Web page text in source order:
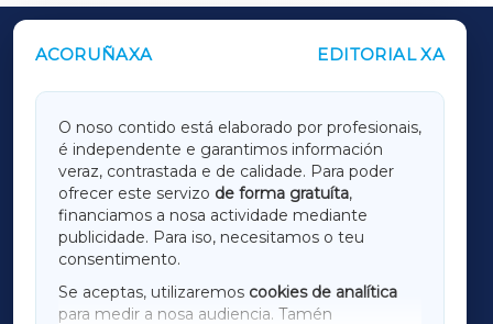
ACORUÑAXA EDITORIAL XA
O noso contido está elaborado por profesionais,
é independente e garantimos información
veraz, contrastada e de calidade. Para poder
ofrecer este servizo de forma gratuíta,
financiamos a nosa actividade mediante
publicidade. Para iso, necesitamos o teu
consentimento.
Se aceptas, utilizaremos cookies de analítica
para medir a nosa audiencia. Tamén
OUTROS PERIÓDICOS
LUGOXA
TERRACHAXA